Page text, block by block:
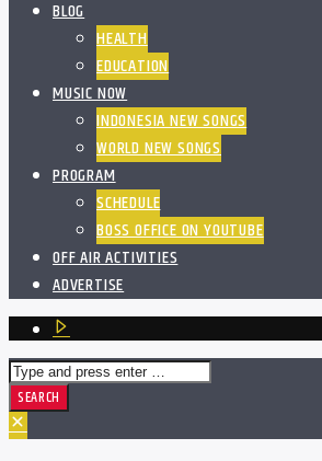
BLOG
HEALTH
EDUCATION
MUSIC NOW
INDONESIA NEW SONGS
WORLD NEW SONGS
PROGRAM
SCHEDULE
BOSS OFFICE ON YOUTUBE
OFF AIR ACTIVITIES
ADVERTISE